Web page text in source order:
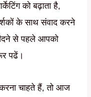
को बढ़ाता है,
के साथ संवाद करने
से पहले आपको
पढें।
चाहते हैं, तो आज